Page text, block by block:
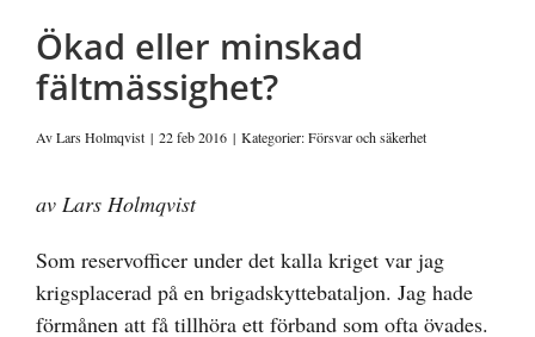
Ökad eller minskad
fältmässighet?
AvLars Holmqvist | 22 feb 2016 | Kategorier:Försvar och säkerhet
av Lars Holmqvist
Som reservofficer under det kalla kriget var jag
krigsplacerad på en brigadskyttebataljon. Jag hade
förmånen att få tillhöra ett förband som ofta övades.